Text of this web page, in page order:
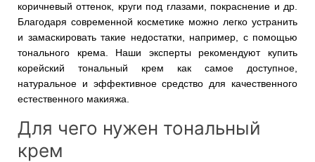
коричневый оттенок, круги под глазами, покраснение и др.
Благодаря современной косметике можно легко устранить
и замаскировать такие недостатки, например, с помощью
тонального крема. Наши эксперты рекомендуют купить
корейский тональный крем как самое доступное,
натуральное и эффективное средство для качественного
естественного макияжа.
Для чего нужен тональный
крем